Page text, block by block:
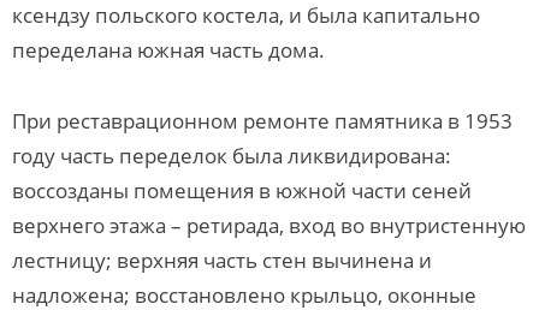
ксендзу польского костела, и была капитально
переделана южная часть дома.
При реставрационном ремонте памятника в 1953
году часть переделок была ликвидирована:
воссозданы помещения в южной части сеней
верхнего этажа – ретирада, вход во внутристенную
лестницу; верхняя часть стен вычинена и
надложена; восстановлено крыльцо, оконные